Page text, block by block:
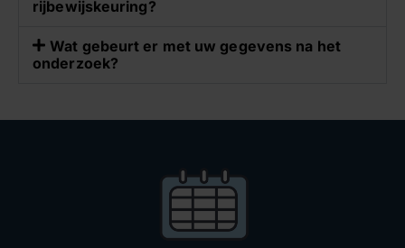
rijbewijskeuring?
Wat gebeurt er met uw gegevens na het
onderzoek?